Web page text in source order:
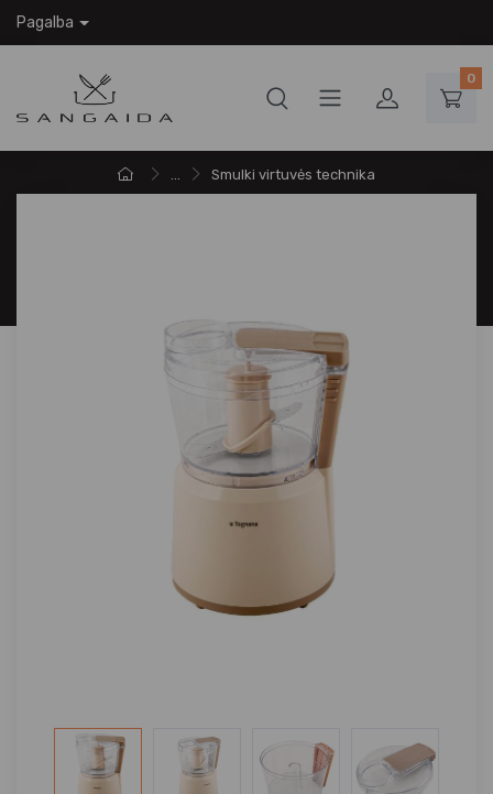
Pagalba
0
... Smulki virtuvės technika